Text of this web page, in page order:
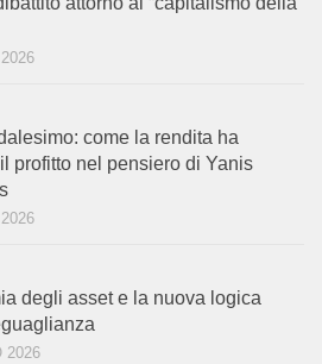
come la rendita ha
profitto nel pensiero di Yanis
degli asset e la nuova logica
2026